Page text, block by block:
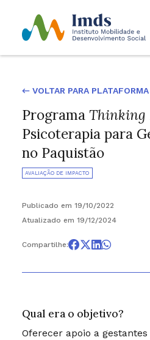
← VOLTAR PARA
Programa Thinking
Psicoterapia para
no Paquistão
AVALIAÇÃO DE IMPACTO
Publicado em 19/10/2022
Atualizado em 19/12/2024
Compartilhe:
Qual era o objetivo?
Oferecer apoio a